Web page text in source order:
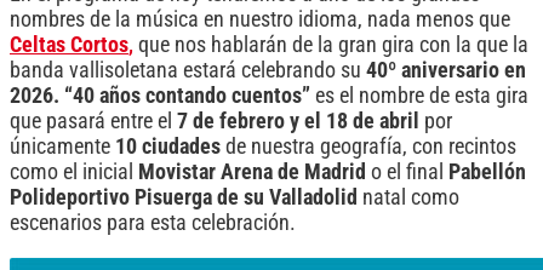
nombres de la música en nuestro idioma, nada menos que
Celtas Cortos, que nos hablarán de la gran gira con la que la
banda vallisoletana estará celebrando su 40º aniversario en
2026. “40 años contando cuentos” es el nombre de esta gira
que pasará entre el 7 de febrero y el 18 de abril por
únicamente 10 ciudades de nuestra geografía, con recintos
como el inicial Movistar Arena de Madrid o el final Pabellón
Polideportivo Pisuerga de su Valladolid natal como
escenarios para esta celebración.